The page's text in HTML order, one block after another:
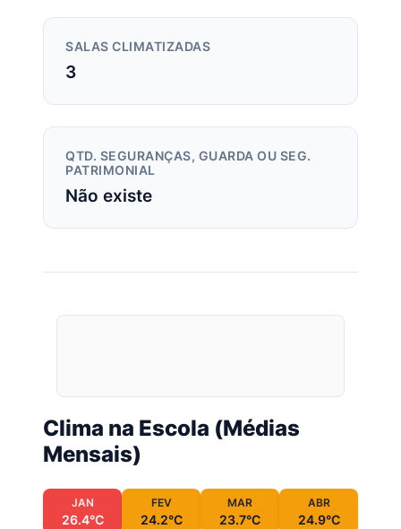
SALAS CLIMATIZADAS
3
QTD. SEGURANÇAS, GUARDA OU SEG.
PATRIMONIAL
Não existe
Clima na Escola (Médias
Mensais)
JAN
26.4°C
FEV
24.2°C
MAR
23.7°C
ABR
24.9°C